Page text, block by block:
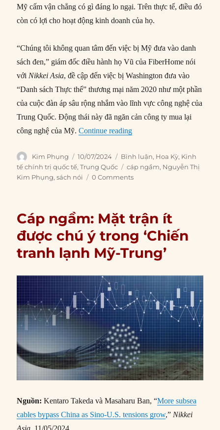
Mỹ cấm vận chẳng có gì đáng lo ngại. Trên thực tế, điều đó
còn có lợi cho hoạt động kinh doanh của họ.
“Chúng tôi không quan tâm đến việc bị Mỹ đưa vào danh
sách đen,” giám đốc điều hành họ Vũ của FiberHome nói
với Nikkei Asia, đề cập đến việc bị Washington đưa vào
“Danh sách Thực thể” thương mại năm 2020 như một phần
của cuộc đàn áp sâu rộng nhắm vào lĩnh vực công nghệ của
Trung Quốc. Động thái này đã ngăn cản công ty mua lại
công nghệ của Mỹ.Continue reading“Hệ thống cáp ngầm
Author
Kim Phụng
Posted
on
10/07/2024 Categories
Bình luận, Hoa Kỳ, Kinh
tế chính trị quốc tế,Trung Quốc Tags
cáp ngầm, Nguyễn Thị
Kim Phụng,sách nói 0 Comments
Cáp ngầm: Mặt trận ít
được chú ý trong ‘Chiến
tranh lạnh Mỹ-Trung’
Nguồn:Kentaro Takeda và Masaharu Ban, “More subsea
cables bypass China as Sino-U.S. tensions grow,” Nikkei
Asia, 11/05/2024